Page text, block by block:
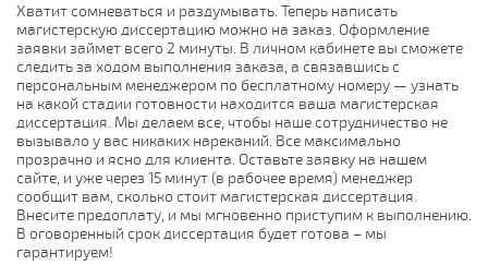
Хватит сомневаться и раздумывать. Теперь написать
магистерскую диссертацию можно на заказ. Оформление
заявки займет всего 2 минуты. В личном кабинете вы сможете
следить за ходом выполнения заказа, а связавшись с
персональным менеджером по бесплатному номеру — узнать
на какой стадии готовности находится ваша магистерская
диссертация. Мы делаем все, чтобы наше сотрудничество не
вызывало у вас никаких нареканий. Все максимально
прозрачно и ясно для клиента. Оставьте заявку на нашем
сайте, и уже через 15 минут (в рабочее время) менеджер
сообщит вам, сколько стоит магистерская диссертация.
Внесите предоплату, и мы мгновенно приступим к выполнению.
В оговоренный срок диссертация будет готова – мы
гарантируем!